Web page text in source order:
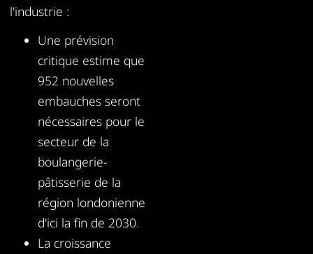
l'industrie :
Une prévision
critique estime que
952 nouvelles
embauches seront
nécessaires pour le
secteur de la
boulangerie-
pâtisserie de la
région londonienne
d'ici la fin de 2030.
La croissance